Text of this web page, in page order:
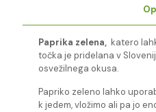
Paprika zelena, katero
točka je pridelana v
osvežilnega okusa.
Papriko zeleno lahko
k jedem, vložimo ali pa jo